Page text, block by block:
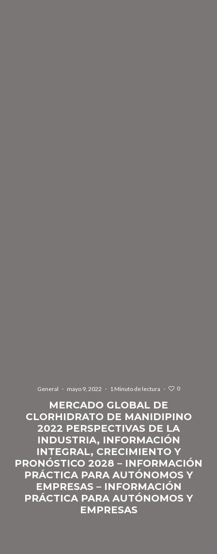
General · mayo 9, 2022 · 1 Minuto de lectura · 0
MERCADO GLOBAL DE
CLORHIDRATO DE MANIDIPINO
2022 PERSPECTIVAS DE LA
INDUSTRIA, INFORMACIÓN
INTEGRAL, CRECIMIENTO Y
PRONÓSTICO 2028 – INFORMACIÓN
PRÁCTICA PARA AUTÓNOMOS Y
EMPRESAS – INFORMACIÓN
PRÁCTICA PARA AUTÓNOMOS Y
EMPRESAS